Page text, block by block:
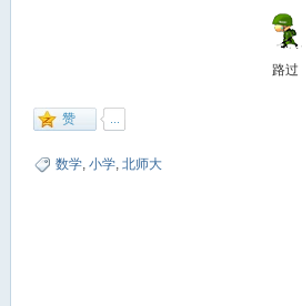
路过
数学, 小学, 北师大